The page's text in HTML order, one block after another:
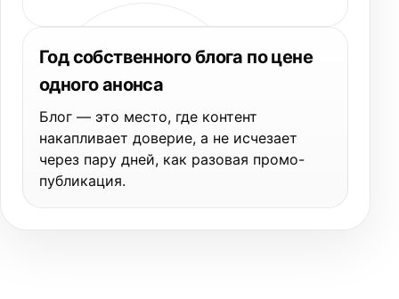
Год собственного блога по цене
одного анонса
Блог — это место, где контент
накапливает доверие, а не исчезает
через пару дней, как разовая промо-
публикация.